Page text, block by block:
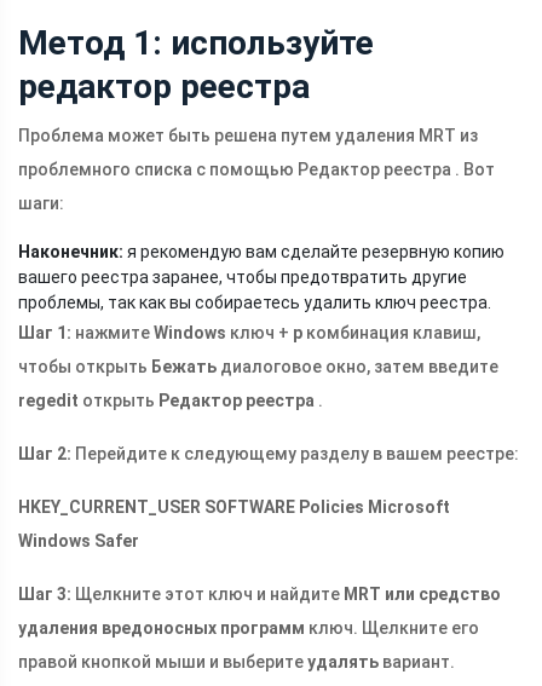
Метод 1: используйте
редактор реестра
Проблема может быть решена путем удаления MRT из
проблемного списка с помощью Редактор реестра . Вот
шаги:
Наконечник: я рекомендую вам сделайте резервную копию
вашего реестра заранее, чтобы предотвратить другие
проблемы, так как вы собираетесь удалить ключ реестра.
Шаг 1: нажмитеWindows ключ + р комбинация клавиш,
чтобы открыть Бежать диалоговое окно, затем введите
regedit открыть Редактор реестра .
Шаг 2: Перейдите к следующему разделу в вашем реестре:
HKEY_CURRENT_USER SOFTWARE Policies Microsoft
Windows Safer
Шаг 3: Щелкните этот ключ и найдите MRT или средство
удаления вредоносных программ ключ. Щелкните его
правой кнопкой мыши и выберитеудалять вариант.